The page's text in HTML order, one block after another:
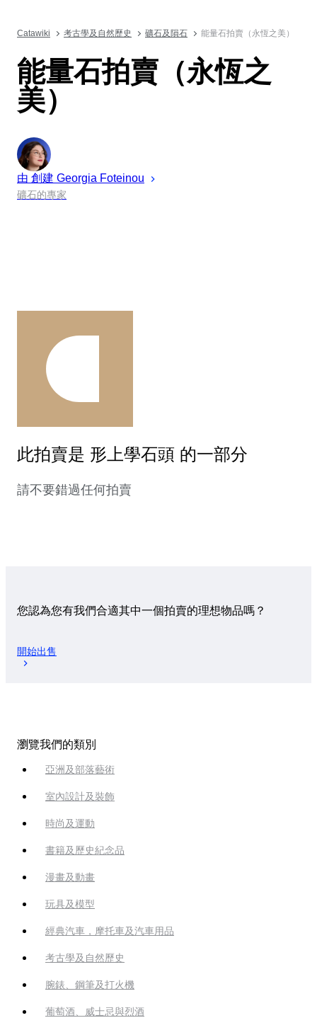
Catawiki 考古學及自然歷史 礦石及隕石 能量石拍賣（永恆之美）
能量石拍賣（永恆之
美）
由 創建 Georgia Foteinou
礦石的專家
此拍賣是 形上學石頭 的一部分
請不要錯過任何拍賣
您認為您有我們合適其中一個拍賣的理想物品嗎？
開始出售
瀏覽我們的類別
亞洲及部落藝術
室內設計及裝飾
時尚及運動
書籍及歷史紀念品
漫畫及動畫
玩具及模型
經典汽車，摩托車及汽車用品
考古學及自然歷史
腕錶、鋼筆及打火機
葡萄酒、威士忌與烈酒